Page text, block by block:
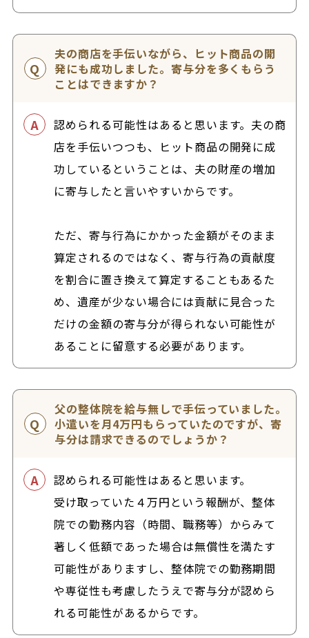
夫の商店を手伝いながら、ヒット商品の開
発にも成功しました。寄与分を多くもらう
ことはできますか？
認められる可能性はあると思います。夫の商
店を手伝いつつも、ヒット商品の開発に成
功しているということは、夫の財産の増加
に寄与したと言いやすいからです。
ただ、寄与行為にかかった金額がそのまま
算定されるのではなく、寄与行為の貢献度
を割合に置き換えて算定することもあるた
め、遺産が少ない場合には貢献に見合った
だけの金額の寄与分が得られない可能性が
あることに留意する必要があります。
父の整体院を給与無しで手伝っていました。
小遣いを月4万円もらっていたのですが、寄
与分は請求できるのでしょうか？
認められる可能性はあると思います。
受け取っていた４万円という報酬が、整体
院での勤務内容（時間、職務等）からみて
著しく低額であった場合は無償性を満たす
可能性がありますし、整体院での勤務期間
や専従性も考慮したうえで寄与分が認めら
れる可能性があるからです。